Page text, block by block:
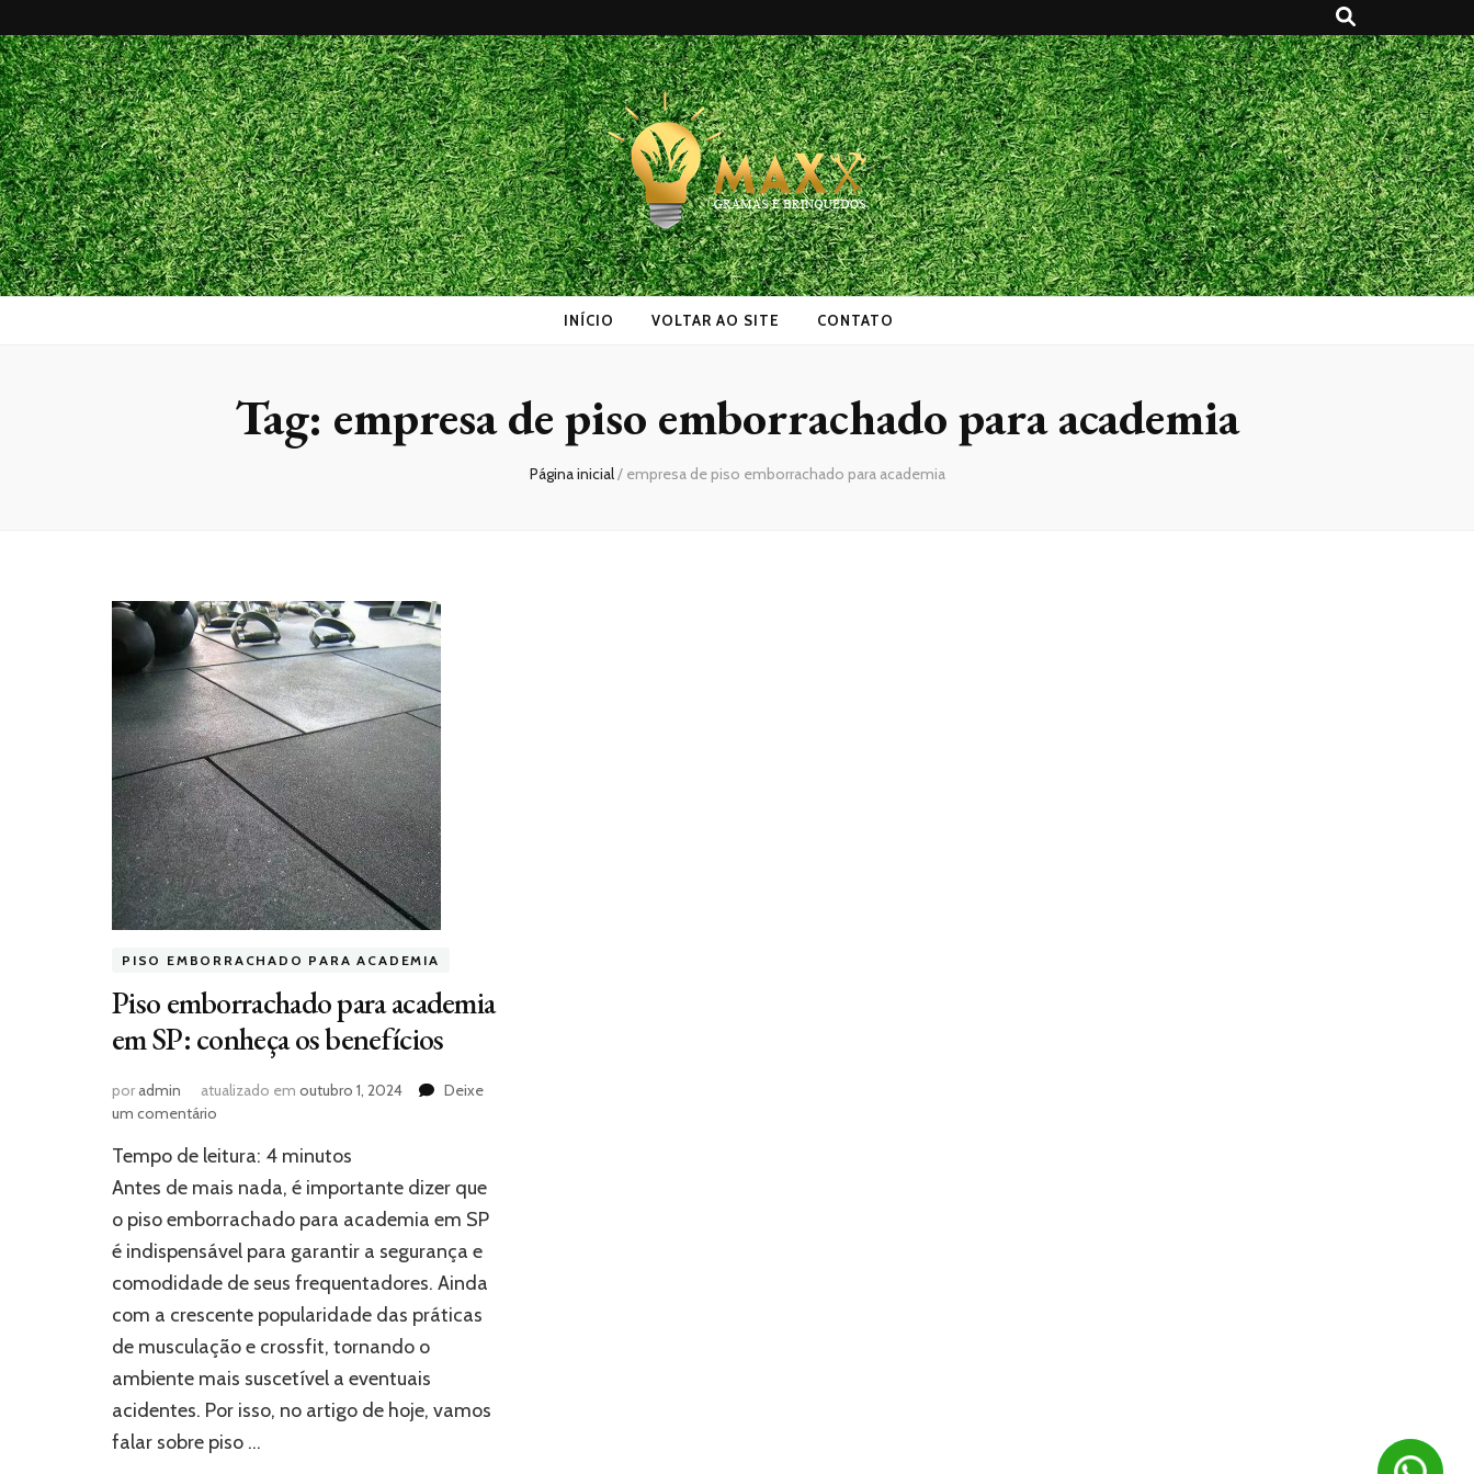
Maxx Gramas
Blog
INÍCIO VOLTAR AO SITE CONTATO
Tag: empresa de piso emborrachado para academia
Página inicial/ empresa de piso emborrachado para academia
PISO EMBORRACHADO PARA ACADEMIA
Piso emborrachado para academia
em SP: conheça os benefícios
poradmin atualizado em outubro 1, 2024
Deixe
um comentário
emborrachado
para
em
SP:
conheça
os
benefícios
Tempo de leitura: 4 minutos
Antes de mais nada, é importante dizer que
o piso emborrachado para academia em SP
é indispensável para garantir a segurança e
comodidade de seus frequentadores. Ainda
com a crescente popularidade das práticas
de musculação e crossfit, tornando o
ambiente mais suscetível a eventuais
acidentes. Por isso, no artigo de hoje, vamos
falar sobre piso …